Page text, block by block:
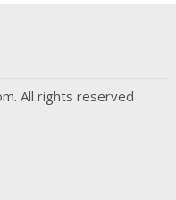
All rights reserved